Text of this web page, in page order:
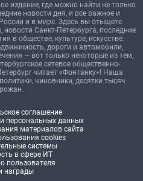
издание, где можно найти не только
новости дня, и все важное и
и в мире. Здесь вы отыщете
Санкт-Петербурга, последние
в обществе, культуре, искусстве.
дороги и автомобили,
— вот только некоторые из тем,
сетевое общественно-
читает «Фонтанку»! Наша
чиновники, десятки тысяч
соглашение
персональных данных
материалов сайта
cookies
системы
в сфере ИТ
пользователя
награды